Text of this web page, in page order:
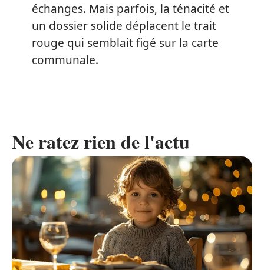
échanges. Mais parfois, la ténacité et
un dossier solide déplacent le trait
rouge qui semblait figé sur la carte
communale.
Ne ratez rien de l'actu